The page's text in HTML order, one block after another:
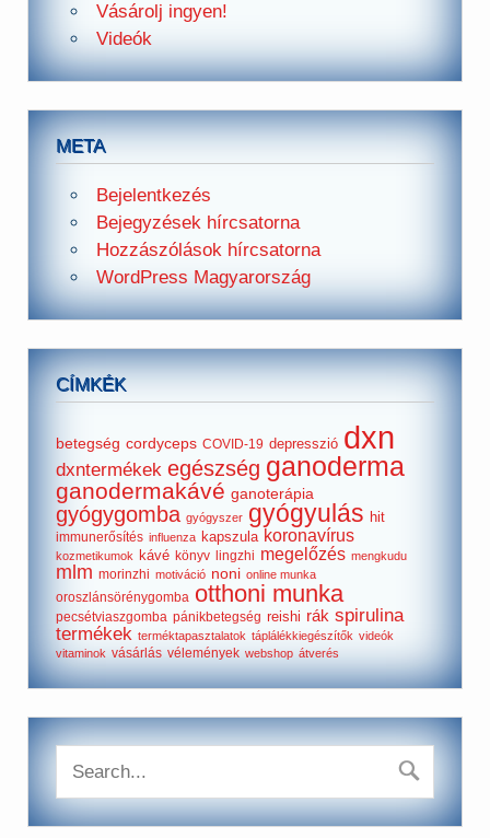
Vásárolj ingyen!
Videók
META
Bejelentkezés
Bejegyzések hírcsatorna
Hozzászólások hírcsatorna
WordPress Magyarország
CÍMKÉK
betegség cordyceps COVID-19 depresszió dxn
dxntermékek egészség ganoderma
ganodermakávé ganoterápia
gyógygomba gyógyszer gyógyulás hit
immunerősítés influenza kapszula koronavírus
kozmetikumok kávé könyv lingzhi megelőzés mengkudu
mlm morinzhi motiváció noni online munka
oroszlánsörénygomba otthoni munka
pecsétviaszgomba pánikbetegség reishi rák spirulina
termékek terméktapasztalatok táplálékkiegészítők videók
vitaminok vásárlás vélemények webshop átverés